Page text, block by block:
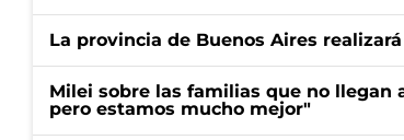
La provincia de Buenos Aires
Milei sobre las familias que no llegan
pero estamos mucho mejor"